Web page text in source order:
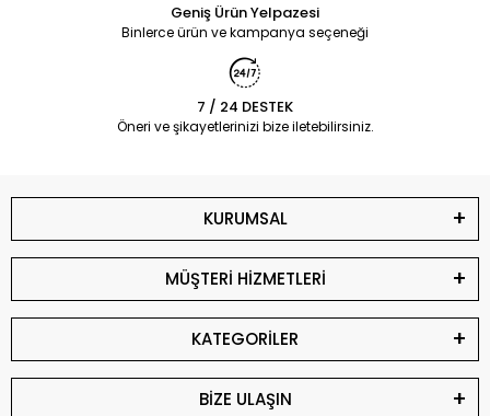
Geniş Ürün Yelpazesi
Binlerce ürün ve kampanya seçeneği
7 / 24 DESTEK
Öneri ve şikayetlerinizi bize iletebilirsiniz.
KURUMSAL
MÜŞTERİ HİZMETLERİ
KATEGORİLER
BİZE ULAŞIN